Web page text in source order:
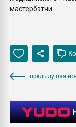
мастербатчи.
предыдущая